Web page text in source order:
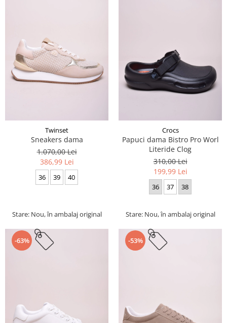
Twinset
Sneakers dama
1.070,00 Lei
386,99 Lei
36 39 40
Stare: Nou, în ambalaj original
Crocs
Papuci dama Bistro Pro Worl
Literide Clog
310,00 Lei
199,99 Lei
36 37 38
Stare: Nou, în ambalaj original
-63% -53%